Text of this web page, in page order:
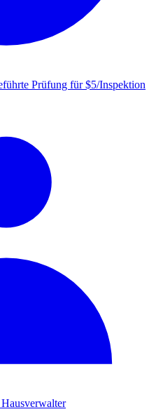
Prüfung für $5/Inspektion